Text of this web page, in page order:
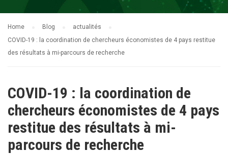
Home Blog
actualités
COVID-19 : la coordination de chercheurs économistes de 4 pays restitue
des résultats à mi-parcours de recherche
COVID-19 : la coordination de
chercheurs économistes de 4 pays
restitue des résultats à mi-
parcours de recherche